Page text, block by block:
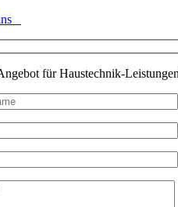
für Haustechnik-